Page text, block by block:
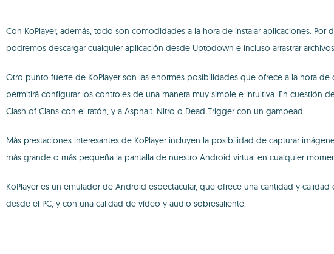
Con KoPlayer, además, todo son comodidades a la hora de instalar aplicaciones.
podremos descargar cualquier aplicación desde Uptodown e incluso arrastrar
Otro punto fuerte de KoPlayer son las enormes posibilidades que ofrece a la hora
permitirá configurar los controles de una manera muy simple e intuitiva. En
Clash of Clans con el ratón, y a Asphalt: Nitro o Dead Trigger con un gampead.
Más prestaciones interesantes de KoPlayer incluyen la posibilidad de capturar
más grande o más pequeña la pantalla de nuestro Android virtual en cualquier
KoPlayer es un emulador de Android espectacular, que ofrece una cantidad y
desde el PC, y con una calidad de vídeo y audio sobresaliente.